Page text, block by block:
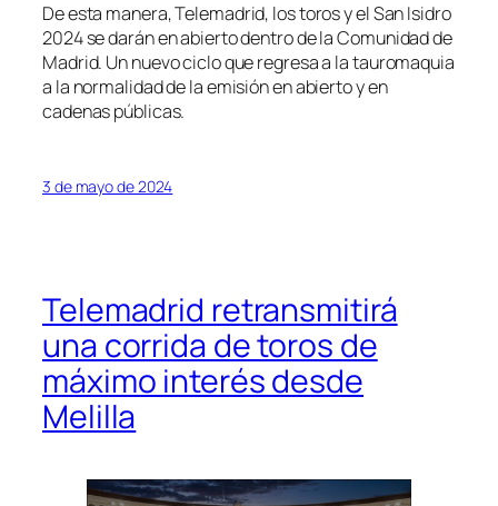
De esta manera, Telemadrid, los toros y el San Isidro
2024 se darán en abierto dentro de la Comunidad de
Madrid. Un nuevo ciclo que regresa a la tauromaquia
a la normalidad de la emisión en abierto y en
cadenas públicas.
3 de mayo de 2024
Telemadrid retransmitirá
una corrida de toros de
máximo interés desde
Melilla